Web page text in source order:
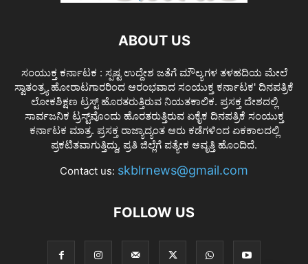
ABOUT US
ಸಂಯುಕ್ತ ಕರ್ನಾಟಕ : ಸ್ಪಷ್ಟ ಉದ್ದೇಶ ಜತೆಗೆ ಮೌಲ್ಯಗಳ ತಳಹದಿಯ ಮೇಲೆ
ಸ್ವಾತಂತ್ರ್ಯ ಹೋರಾಟಗಾರರಿಂದ ಆರಂಭವಾದ ಸಂಯುಕ್ತ ಕರ್ನಾಟಕ' ದಿನಪತ್ರಿಕೆ
ಲೋಕಶಿಕ್ಷಣ ಟ್ರಸ್ಟ್ ಹೊರತರುತ್ತಿರುವ ನಿಯತಕಾಲಿಕ. ಪ್ರಸಕ್ತ ದೇಶದಲ್ಲಿ
ಸಾರ್ವಜನಿಕ ಟ್ರಸ್ಟ್‌ವೊಂದು ಹೊರತರುತ್ತಿರುವ ಏಕೈಕ ದಿನಪತ್ರಿಕೆ ಸಂಯುಕ್ತ
ಕರ್ನಾಟಕ ಮಾತ್ರ. ಪ್ರಸಕ್ತ ರಾಜ್ಯಾದ್ಯಂತ ಆರು ಕಡೆಗಳಿಂದ ಏಕಕಾಲದಲ್ಲಿ
ಪ್ರಕಟಿತವಾಗುತ್ತಿದ್ದು, ಪ್ರತಿ ಜಿಲ್ಲೆಗೆ ಪತ್ಯೇಕ ಆವೃತ್ತಿ ಹೊಂದಿದೆ.
Contact us: skblrnews@gmail.com
FOLLOW US